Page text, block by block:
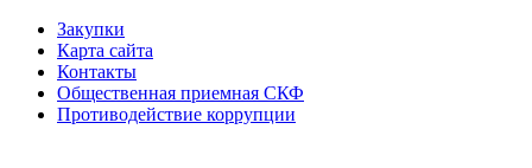
Закупки
Карта сайта
Контакты
Общественная приемная СКФ
Противодействие коррупции